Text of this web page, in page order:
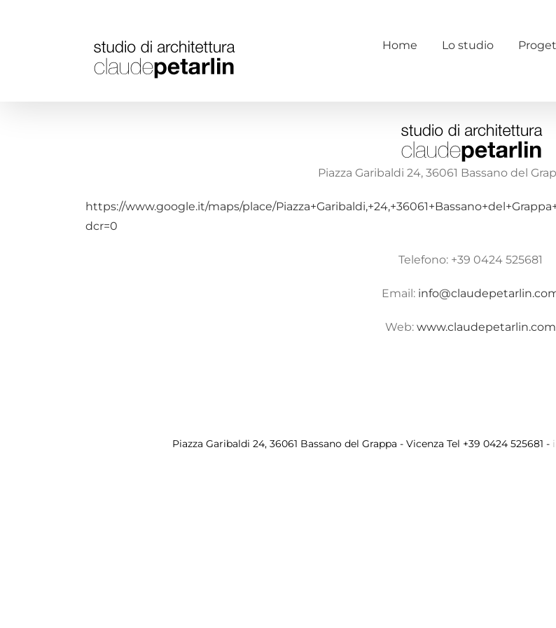
Home Lo studio
Piazza Garibaldi 24, 36061 Bassano del
https://www.google.it/maps/place/
dcr=0
Telefono: +39 0424 525681
Email:
Web: www.claudepetarlin.com
Piazza Garibaldi 24, 36061 Bassano del Grappa - Vicenza Tel +39 0424 525681 -